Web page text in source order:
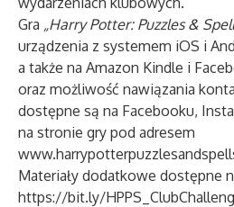
Gra „Harry Potter: Puzzles &
urządzenia z systemem iOS i
a także na Amazon Kindle i
oraz możliwość nawiązania
dostępne są na Facebooku,
na stronie gry pod adresem
Materiały dodatkowe dostępne
https://bit.ly/